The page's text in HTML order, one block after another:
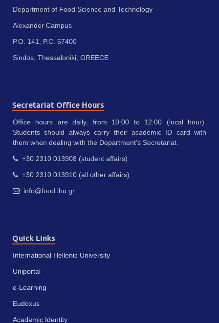
Department of Food Science and Technology
Alexander Campus
P.O. 141, P.C. 57400
Sindos, Thessaloniki, GREECE
Secretariat Office Hours
Office hours are daily, from 10:00 to 12:00 (local hour).
Students should always carry their academic ID card with
them when dealing with the Department’s Secretariat.
+30 2310 013908 (student affairs)
+30 2310 013910 (all other affairs)
info@food.ihu.gr
Quick Links
International Hellenic University
Uniportal
e-Learning
Eudoxus
Academic Identity